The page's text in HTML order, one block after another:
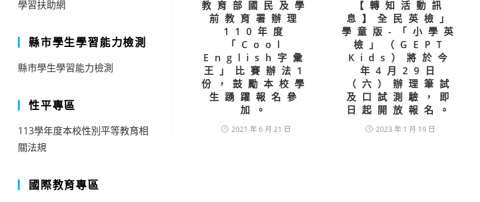
教育部國民及學
前教育署辦理
110年度
「Cool
English字彙
王」比賽辦法1
份，鼓勵本校學
生踴躍報名參
加。
2021 年 6 月 21 日
【轉知活動訊
息】全民英檢」
學童版-「小學英
檢」（GEPT
Kids）將於今
年4月29日
（六）辦理筆試
及口試測驗，即
日起開放報名。
2023 年 1 月 19 日
學習扶助網
縣市學生學習能力檢測
縣市學生學習能力檢測
性平專區
113學年度本校性別平等教育相
關法規
國際教育專區